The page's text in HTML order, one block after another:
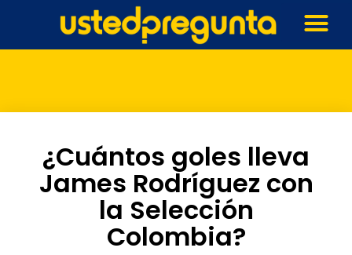
¿Cuántos goles lleva
James Rodríguez con
la Selección
Colombia?